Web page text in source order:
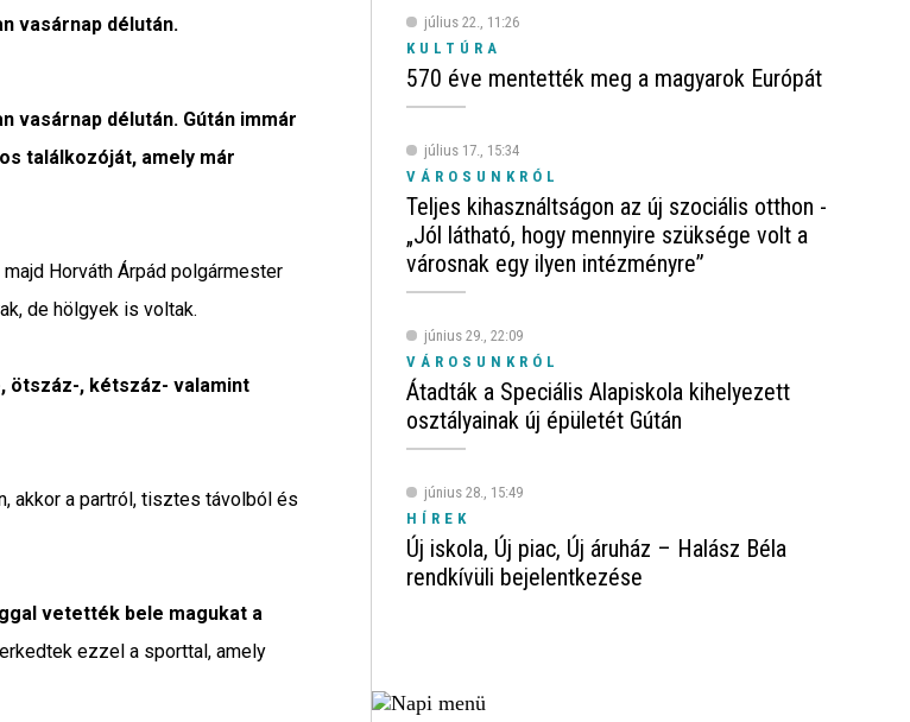
vasárnap délután.
vasárnap délután. Gútán immár
találkozóját, amely már
Horváth Árpád polgármester
de hölgyek is voltak.
ötszáz-, kétszáz- valamint
akkor a partról, tisztes távolból és
vetették bele magukat a
ezzel a sporttal, amely
július 22., 11:26
KULTÚRA
570 éve mentették meg a magyarok Európát
július 17., 15:34
VÁROSUNKRÓL
Teljes kihasználtságon az új szociális otthon -
„Jól látható, hogy mennyire szüksége volt a
városnak egy ilyen intézményre”
június 29., 22:09
VÁROSUNKRÓL
Átadták a Speciális Alapiskola kihelyezett
osztályainak új épületét Gútán
június 28., 15:49
HÍREK
Új iskola, Új piac, Új áruház – Halász Béla
rendkívüli bejelentkezése